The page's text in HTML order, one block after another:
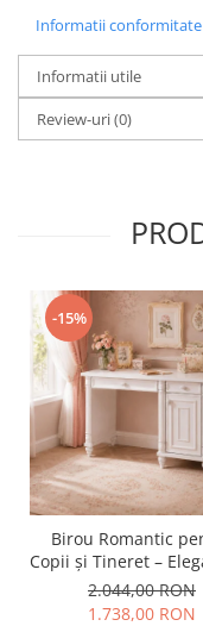
Informatii
Informatii utile
Review-uri(0)
-15%
Birou Romantic
Copii și Tineret –
Funcționalitate,
cm
2.044,00 RON
1.738,00 RON